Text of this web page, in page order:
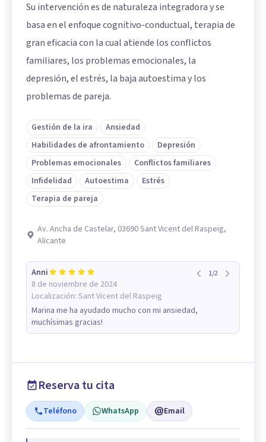
Su intervención es de naturaleza integradora y se
basa en el enfoque cognitivo-conductual, terapia de
gran eficacia con la cual atiende los conflictos
familiares, los problemas emocionales, la
depresión, el estrés, la baja autoestima y los
problemas de pareja.
Gestión de la ira
Ansiedad
Habilidades de afrontamiento
Depresión
Problemas emocionales
Conflictos familiares
Infidelidad
Autoestima
Estrés
Terapia de pareja
Av. Ancha de Castelar, 03690 Sant Vicent del Raspeig,
Alicante
Anni
8 de noviembre de 2024
Localización: Sant Vicent del Raspeig
1/2
Marina me ha ayudado mucho con mi ansiedad,
muchísimas gracias!
Reserva tu cita
Teléfono WhatsApp Email